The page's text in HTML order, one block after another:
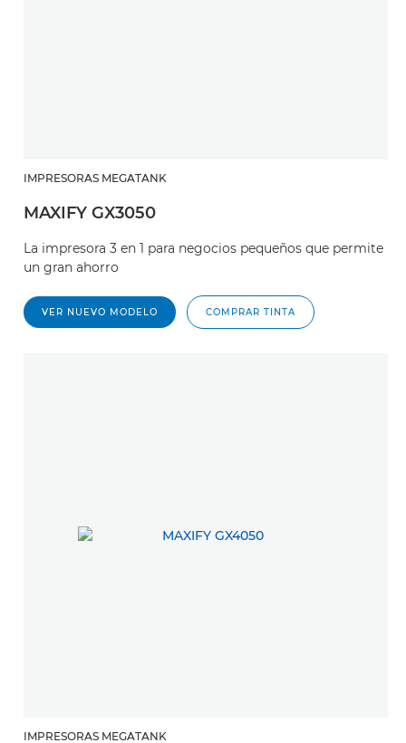
IMPRESORAS MEGATANK
MAXIFY GX3050
La impresora 3 en 1 para negocios pequeños que permite
un gran ahorro
VER NUEVO MODELO COMPRAR TINTA
IMPRESORAS MEGATANK